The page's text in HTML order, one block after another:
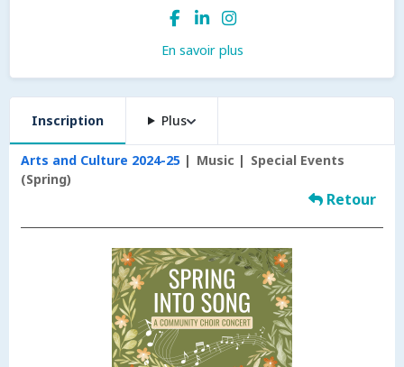
En savoir plus
Inscription Plus
Arts and Culture 2024-25 Music
Special Events
(Spring)
Retour